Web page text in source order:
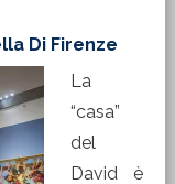
Di Firenze
La
“casa”
del
David è